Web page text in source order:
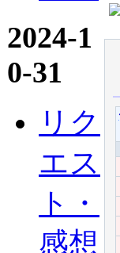
2024-1
0-31
リク
エス
ト・
感想